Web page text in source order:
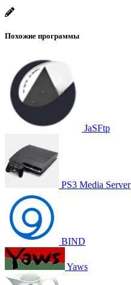
Похожие программы
JaSFtp
PS3 Media Server
BIND
Yaws